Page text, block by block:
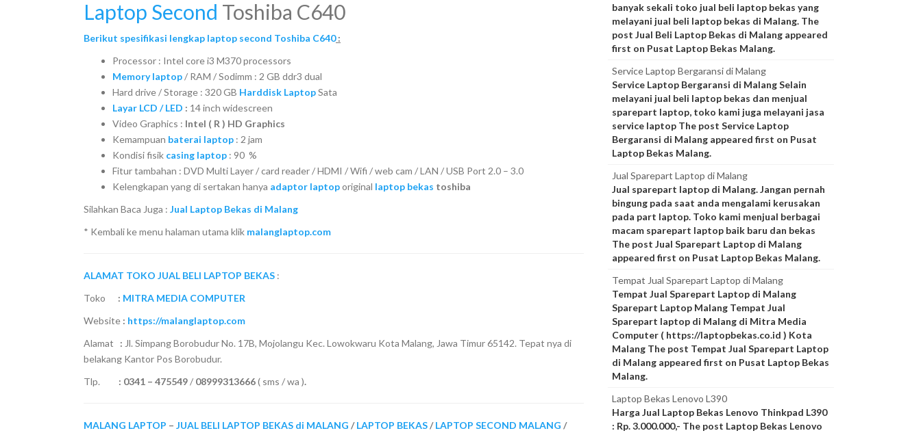
Laptop Second Toshiba C640
Berikut spesifikasi lengkap laptop second Toshiba C640:
Processor : Intel core i3 M370 processors
Memory laptop/ RAM / Sodimm : 2 GB ddr3 dual
Hard drive / Storage : 320 GB Harddisk LaptopSata
Layar LCD / LED : 14 inch widescreen
Video Graphics : Intel ( R ) HD Graphics
Kemampuan baterai laptop : 2 jam
Kondisi fisik casing laptop : 90 %
Fitur tambahan : DVD Multi Layer / card reader / HDMI / Wifi / web cam / LAN / USB Port 2.0 – 3.0
Kelengkapan yang di sertakan hanya adaptor laptoporiginal laptop bekas toshiba
Silahkan Baca Juga : Jual Laptop Bekas di Malang
* Kembali ke menu halaman utama klik malanglaptop.com
ALAMAT TOKO JUAL BELI LAPTOP BEKAS :
Toko : MITRA MEDIA COMPUTER
Website : https://malanglaptop.com
Alamat : Jl. Simpang Borobudur No. 17B, Mojolangu Kec. Lowokwaru Kota Malang, Jawa Timur 65142. Tepat nya di
belakang Kantor Pos Borobudur.
Tlp. : 0341 – 475549/ 08999313666( sms / wa ).
MALANG LAPTOP – JUAL BELI LAPTOP BEKAS di MALANG /LAPTOP BEKAS/LAPTOP SECOND MALANG /
banyak sekali toko jual beli laptop bekas yang
melayani jual beli laptop bekas di Malang. The
post Jual Beli Laptop Bekas di Malang appeared
first on Pusat Laptop Bekas Malang.
Service Laptop Bergaransi di Malang
Service Laptop Bergaransi di Malang Selain
melayani jual beli laptop bekas dan menjual
sparepart laptop, toko kami juga melayani jasa
service laptop The post Service Laptop
Bergaransi di Malang appeared first on Pusat
Laptop Bekas Malang.
Jual Sparepart Laptop di Malang
Jual sparepart laptop di Malang. Jangan pernah
bingung pada saat anda mengalami kerusakan
pada part laptop. Toko kami menjual berbagai
macam sparepart laptop baik baru dan bekas
The post Jual Sparepart Laptop di Malang
appeared first on Pusat Laptop Bekas Malang.
Tempat Jual Sparepart Laptop di Malang
Tempat Jual Sparepart Laptop di Malang
Sparepart Laptop Malang Tempat Jual
Sparepart laptop di Malang di Mitra Media
Computer ( https://laptopbekas.co.id ) Kota
Malang The post Tempat Jual Sparepart Laptop
di Malang appeared first on Pusat Laptop Bekas
Malang.
Laptop Bekas Lenovo L390
Harga Jual Laptop Bekas Lenovo Thinkpad L390
: Rp. 3.000.000,- The post Laptop Bekas Lenovo